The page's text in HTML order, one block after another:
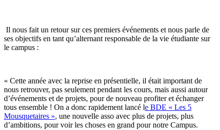
Il nous fait un retour sur ces premiers événements et nous parle de
ses objectifs en tant qu’alternant responsable de la vie étudiante sur
le campus :
« Cette année avec la reprise en présentielle, il était important de
nous retrouver, pas seulement pendant les cours, mais aussi autour
d’événements et de projets, pour de nouveau profiter et échanger
tous ensemble ! On a donc rapidement lancé le BDE « Les 5
Mousquetaires », une nouvelle asso avec plus de projets, plus
d’ambitions, pour voir les choses en grand pour notre Campus.